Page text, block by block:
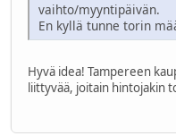
vaihto/myyntipäivän.
En kyllä tunne torin
Hyvä idea! Tampereen
liittyvää, joitain hintojakin